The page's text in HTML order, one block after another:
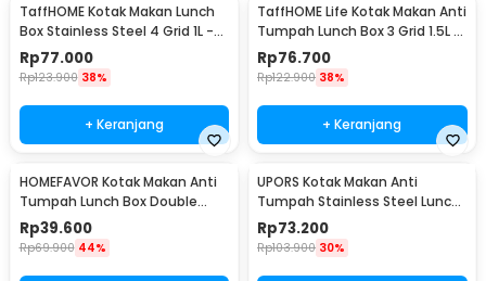
TaffHOME Kotak Makan Lunch
Box Stainless Steel 4 Grid 1L -
LB0919
Rp77.000
Rp123.900 38%
+ Keranjang
TaffHOME Life Kotak Makan Anti
Tumpah Lunch Box 3 Grid 1.5L -
CPL050
Rp76.700
Rp122.900 38%
+ Keranjang
HOMEFAVOR Kotak Makan Anti
Tumpah Lunch Box Double
Layer 3 Grid 1.2L - HF225
Rp39.600
Rp69.900 44%
UPORS Kotak Makan Anti
Tumpah Stainless Steel Lunch
Box 3 Grid 1.3L - UP3
Rp73.200
Rp103.900 30%